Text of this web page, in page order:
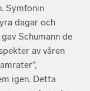
Symfonin
dagar och
Schumann de
av våren
igen. Detta